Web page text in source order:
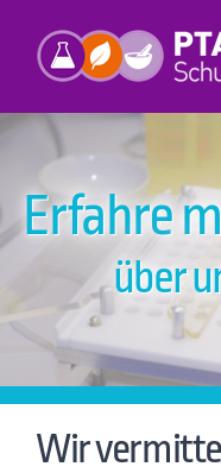
Inhalt
springen
Erfahre
über
Wir